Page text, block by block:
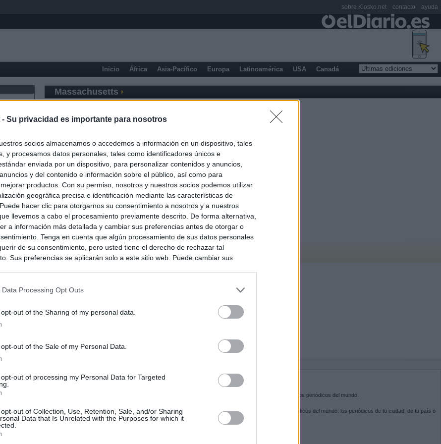
- Su privacidad es importante para nosotros
socios almacenamos o accedemos a información en un dispositivo, tales
y procesamos datos personales, tales como identificadores únicos e
enviada por un dispositivo, para personalizar contenidos y anuncios,
y del contenido e información sobre el público, así como para
productos. Con su permiso, nosotros y nuestros socios podemos utilizar
geográfica precisa e identificación mediante las características de
hacer clic para otorgarnos su consentimiento a nosotros y a nuestros
llevemos a cabo el procesamiento previamente descrito. De forma alternativa,
a información más detallada y cambiar sus preferencias antes de otorgar o
Tenga en cuenta que algún procesamiento de sus datos personales
de su consentimiento, pero usted tiene el derecho de rechazar tal
Sus preferencias se aplicarán solo a este sitio web. Puede cambiar sus
Data Processing Opt Outs
out of the Sharing of my personal data.
out of the Sale of my Personal Data.
out of processing my Personal Data for Targeted
out of Collection, Use, Retention, Sale, and/or Sharing
Data that Is Unrelated with the Purposes for which it
Inicio África Asia-Pacífico Europa Latinoamérica USA Canadá
Massachusetts
a los viajeros procedentes de Italia tras el rechazo de
del Gobierno y mantiene los controles a viajeros de
de agosto: "No aceptamos imposiciones"
SOBRE KIOSKO.NET
es la puerta de entrada a los periódicos del mundo.
Navega por las portadas de los periódicos del mundo: los periódicos de tu ciudad, de tu país o
del otro extremo del mundo.
sobre Kiosko.net contacto ayuda